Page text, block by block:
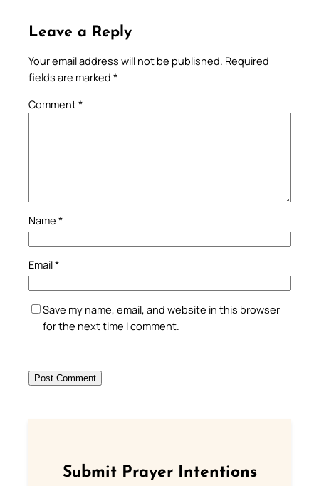
Leave a Reply
Your email address will not be published. Required
fields are marked *
Comment*
Name *
Email*
Save my name, email, and website in this browser
for the next time I comment.
Submit Prayer Intentions